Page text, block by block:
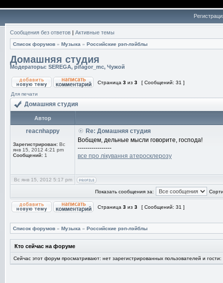
Сообщения без ответов | Активные темы
Список форумов » Музыка » Российские рэп-лэйблы
Домашняя студия
Модераторы: SEREGA, pifagor_mc, Чужой
Страница 3 из 3 [ Сообщений: 31 ]
Для печати
Домашняя студия
Автор
reacnhappy
Зарегистрирован: Вс
янв 15, 2012 4:21 pm
Сообщений: 1
Re: Домашняя студия
Вобщем, дельные мысли говорите, господа!
-----------------
все про лікування атеросклерозу
Вс янв 15, 2012 5:17 pm
Показать сообщения за:
Страница 3 из 3 [ Сообщений: 31 ]
Список форумов » Музыка » Российские рэп-лэйблы
Кто сейчас на форуме
Сейчас этот форум просматривают: нет зарегистрированных пользователей и гости: